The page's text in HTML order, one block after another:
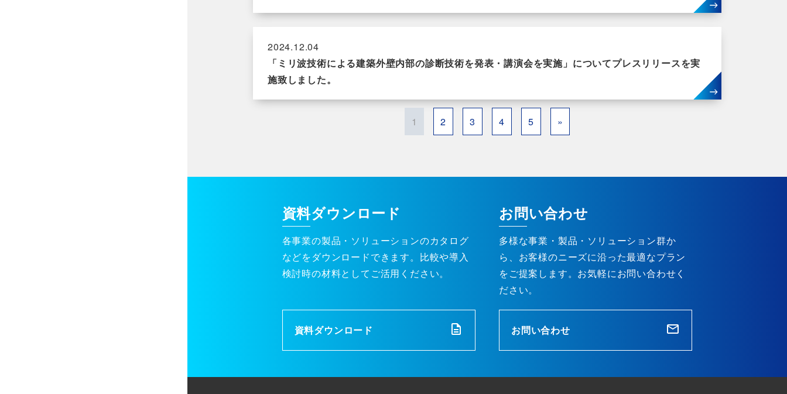
2024.12.04
「ミリ波技術による建築外壁内部の診断技術を発表・講演会を実施」についてプレスリリースを実
施致しました。
1 2 3 4 5 »
資料ダウンロード
各事業の製品・ソリューションのカタログ
などをダウンロードできます。比較や導入
検討時の材料としてご活用ください。
資料ダウンロード
お問い合わせ
多様な事業・製品・ソリューション群か
ら、お客様のニーズに沿った最適なプラン
をご提案します。お気軽にお問い合わせく
ださい。
お問い合わせ